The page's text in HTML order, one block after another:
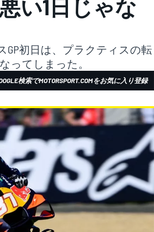
い1日じゃな
GP初日は、プラクティスの転
ってしまった。
検索でMOTORSPORT.COMをお気に入り登録